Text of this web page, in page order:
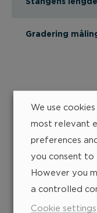
Stangens lengde
Gradering
Finn
We use
most relevant
preferences
you consent to
However you
a controlled
Cookie settings